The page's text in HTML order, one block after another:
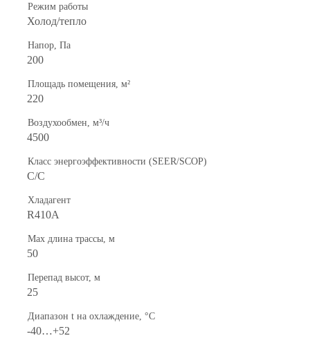
Режим работы
Холод/тепло
Напор, Па
200
Площадь помещения, м²
220
Воздухообмен, м³/ч
4500
Класс энергоэффективности (SEER/SCOP)
C/C
Хладагент
R410A
Max длина трассы, м
50
Перепад высот, м
25
Диапазон t на охлаждение, °С
-40…+52